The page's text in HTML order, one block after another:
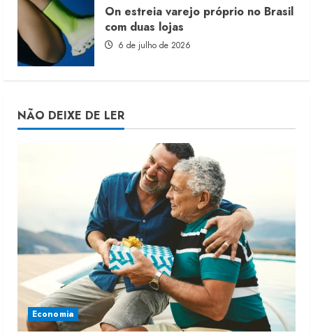
On estreia varejo próprio no Brasil
com duas lojas
6 de julho de 2026
NÃO DEIXE DE LER
Economia